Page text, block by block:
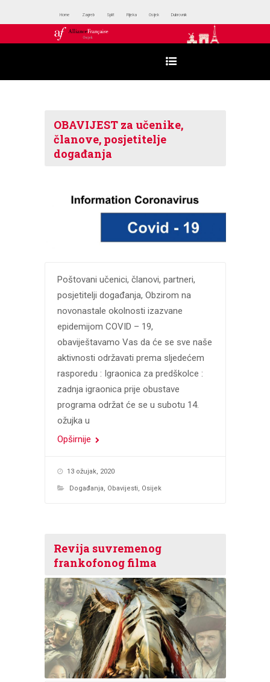
Home Zagreb Split Rijeka Osijek Dubrovnik
OBAVIJEST za učenike,
članove, posjetitelje
događanja
Poštovani učenici, članovi, partneri,
posjetitelji događanja, Obzirom na
novonastale okolnosti izazvane
epidemijom COVID – 19,
obaviještavamo Vas da će se sve naše
aktivnosti održavati prema sljedećem
rasporedu : Igraonica za predškolce :
zadnja igraonica prije obustave
programa održat će se u subotu 14.
ožujka u
Opširnije
13 ožujak, 2020
Događanja Obavijesti Osijek
Revija suvremenog
frankofonog filma